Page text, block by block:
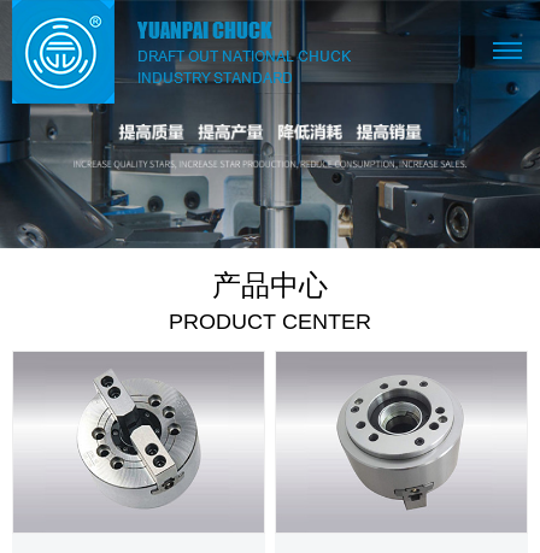
产品中心
PRODUCT CENTER